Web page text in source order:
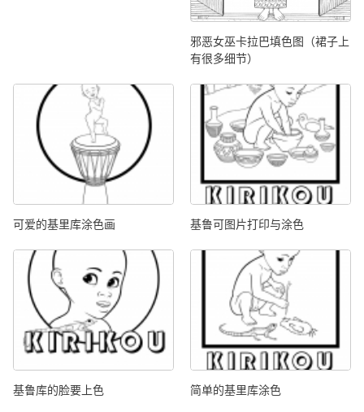
邪恶女巫卡拉巴填色图（裙子上
有很多细节）
可爱的基里库涂色画 基鲁可图片打印与涂色
基鲁库的脸要上色 简单的基里库涂色